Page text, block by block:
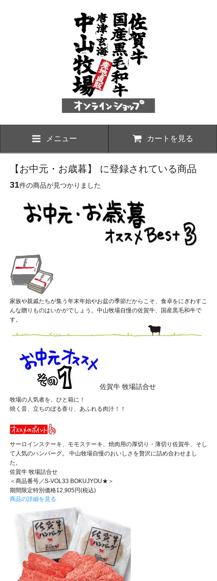
メニュー カートを見る
【お中元・お歳暮】 に登録されている商品
31件の商品が見つかりました
家族や親戚たちが集う年末年始やお盆の季節だからこそ、食卓をにぎわすこ
んな贈りものはいかがでしょう。中山牧場自慢の佐賀牛、国産黒毛和牛で
す。
佐賀牛 牧場詰合せ
牧場の人気者を、ひと箱に！
焼く音、立ちのぼる香り、あふれる肉汁！！
サーロインステーキ、モモステーキ、焼肉用の厚切り・薄切り佐賀牛、そし
て人気のハンバーグ。 中山牧場自慢のおいしさを贅沢に詰め合わせまし
た。
佐賀牛 牧場詰合せ
＜商品番号／S-VOL33 BOKUJYOU★＞
期間限定特別価格12,905円(税込)
商品の詳細を見る